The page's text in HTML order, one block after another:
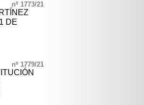
nº 1773/21
DE
nº 1779/21